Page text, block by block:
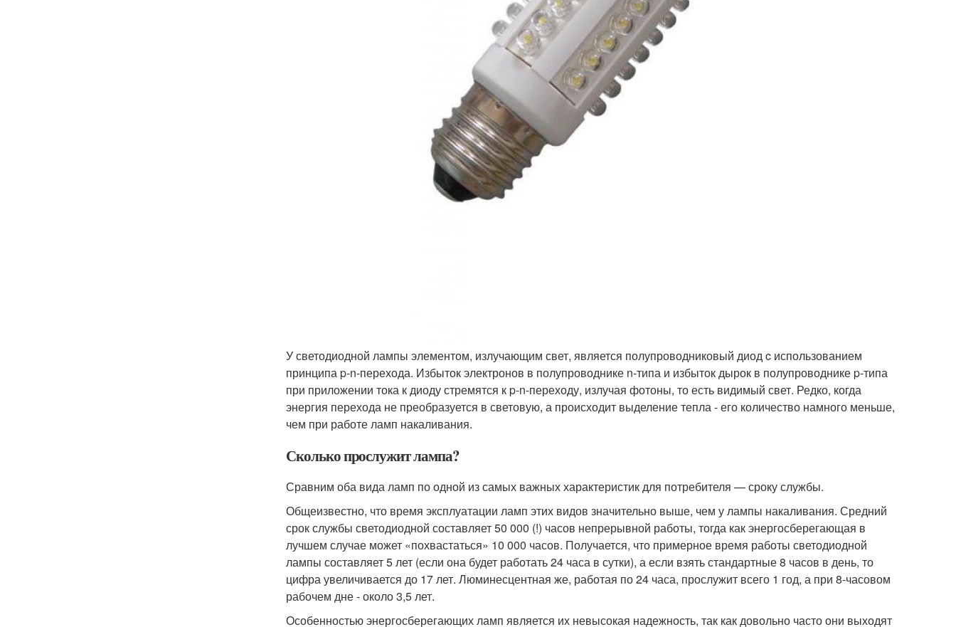
У светодиодной лампы элементом, излучающим свет, является полупроводниковый диод c использованием
принципа p-n-перехода. Избыток электронов в полупроводнике n-типа и избыток дырок в полупроводнике p-типа
при приложении тока к диоду стремятся к p-n-переходу, излучая фотоны, то есть видимый свет. Редко, когда
энергия перехода не преобразуется в световую, а происходит выделение тепла - его количество намного меньше,
чем при работе ламп накаливания.
Сколько прослужит лампа?
Сравним оба вида ламп по одной из самых важных характеристик для потребителя — сроку службы.
Общеизвестно, что время эксплуатации ламп этих видов значительно выше, чем у лампы накаливания. Средний
срок службы светодиодной составляет 50 000 (!) часов непрерывной работы, тогда как энергосберегающая в
лучшем случае может «похвастаться» 10 000 часов. Получается, что примерное время работы светодиодной
лампы составляет 5 лет (если она будет работать 24 часа в сутки), а если взять стандартные 8 часов в день, то
цифра увеличивается до 17 лет. Люминесцентная же, работая по 24 часа, прослужит всего 1 год, а при 8-часовом
рабочем дне - около 3,5 лет.
Особенностью энергосберегающих ламп является их невысокая надежность, так как довольно часто они выходят